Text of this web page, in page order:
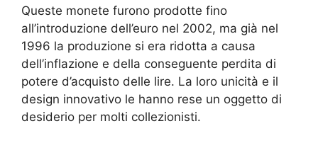
Queste monete furono prodotte fino
all’introduzione dell’euro nel 2002, ma già nel
1996 la produzione si era ridotta a causa
dell’inflazione e della conseguente perdita di
potere d’acquisto delle lire. La loro unicità e il
design innovativo le hanno rese un oggetto di
desiderio per molti collezionisti.